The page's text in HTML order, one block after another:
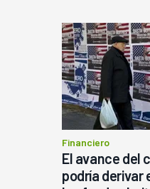
Financiero
El avance del
podría derivar